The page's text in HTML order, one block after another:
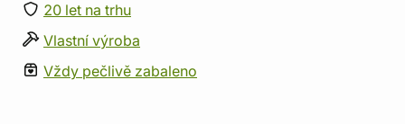
20 let na trhu
Vlastní výroba
Vždy pečlivě zabaleno